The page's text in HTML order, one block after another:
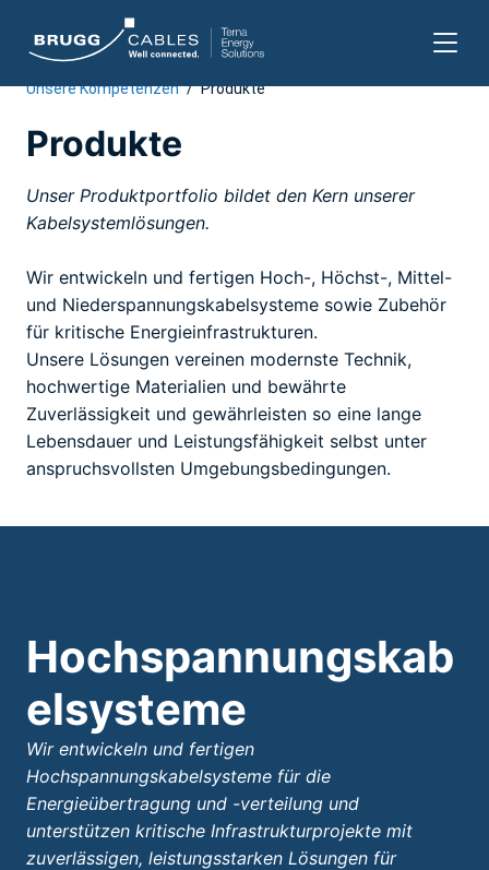
Zum
springen
Unsere Kompetenzen / Produkte
Produkte
Unser Produktportfolio bildet den Kern unserer
Kabelsystemlösungen.
Wir entwickeln und fertigen Hoch-, Höchst-, Mittel-
und Niederspannungskabelsysteme sowie Zubehör
für kritische Energieinfrastrukturen.
Unsere Lösungen vereinen modernste Technik,
hochwertige Materialien und bewährte
Zuverlässigkeit und gewährleisten so eine lange
Lebensdauer und Leistungsfähigkeit selbst unter
anspruchsvollsten Umgebungsbedingungen.
Hochspannungskab
elsysteme
Wir entwickeln und fertigen
Hochspannungskabelsysteme für die
Energieübertragung und -verteilung und
unterstützen kritische Infrastrukturprojekte mit
zuverlässigen, leistungsstarken Lösungen für